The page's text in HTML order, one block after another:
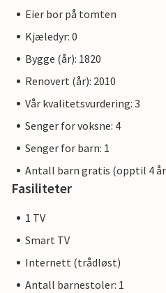
Eier bor på tomten
Kjæledyr: 0
Bygge (år): 1820
Renovert (år): 2010
Vår kvalitetsvurdering: 3
Senger for voksne: 4
Senger for barn: 1
Antall barn gratis (opptil 4
Fasiliteter
1 TV
Smart TV
Internett (trådløst)
Antall barnestoler: 1